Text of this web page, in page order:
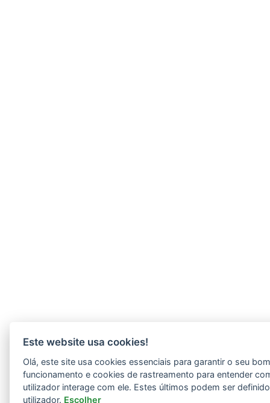
Este website usa cookies!
Olá, este site usa cookies essenciais para garantir o seu
funcionamento e cookies de rastreamento para entender
utilizador interage com ele. Estes últimos podem ser
utilizador. Escolher